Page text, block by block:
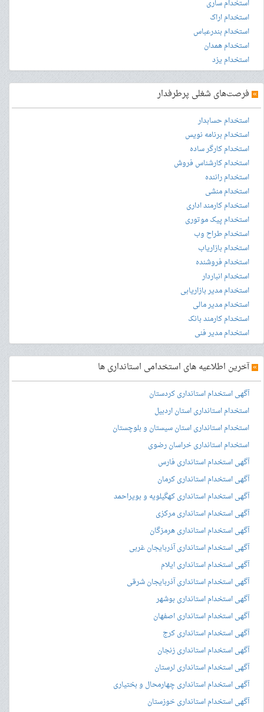
استخدام ساری
استخدام اراک
استخدام بندرعباس
استخدام همدان
استخدام یزد
» فرصت‌های شغلی پرطرفدار
استخدام حسابدار
استخدام برنامه نویس
استخدام کارگر ساده
استخدام کارشناس فروش
استخدام راننده
استخدام منشی
استخدام کارمند اداری
استخدام پیک موتوری
استخدام طراح وب
استخدام بازاریاب
استخدام فروشنده
استخدام انباردار
استخدام مدیر بازاریابی
استخدام مدیر مالی
استخدام کارمند بانک
استخدام مدیر فنی
»آخرین اطلاعیه های استخدامی استانداری ها
آگهی استخدام استانداری کردستان
استخدام استانداری استان اردبیل
استخدام استانداری استان سیستان و بلوچستان
استخدام استانداری خراسان رضوی
آگهی استخدام استانداری فارس
آگهی استخدام استانداری کرمان
آگهی استخدام استانداری کهگیلویه و بویراحمد
آگهی استخدام استانداری مرکزی
آگهی استخدام استانداری هرمزگان
آگهی استخدام استانداری آذربایجان غربی
آگهی استخدام استانداری ایلام
آگهی استخدام استانداری آذربایجان شرقی
آگهی استخدام استانداری بوشهر
آگهی استخدام استانداری اصفهان
آگهی استخدام استانداری کرج
آگهی استخدام استانداری زنجان
آگهی استخدام استانداری لرستان
آگهی استخدام استانداری چهارمحال و بختیاری
آگهی استخدام استانداری خوزستان